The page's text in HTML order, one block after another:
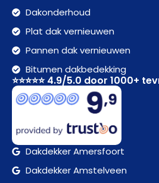
Dakonderhoud
Plat dak vernieuwen
Pannen dak vernieuwen
Bitumen dakbedekking
⭐⭐⭐⭐⭐ 4.9/5.0 door 1000+
Dakdekker Amersfoort
Dakdekker Amstelveen